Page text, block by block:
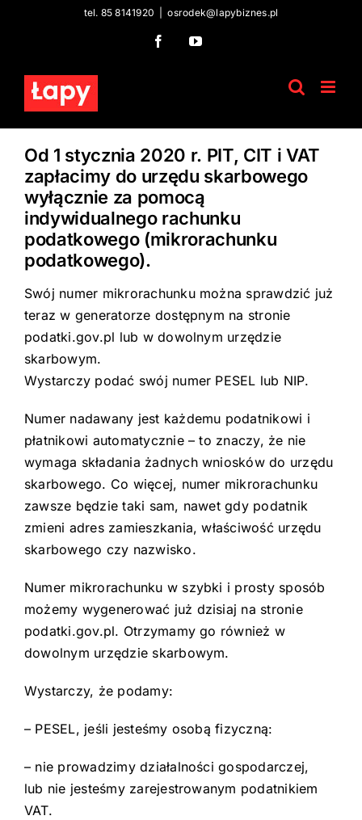
tel. 85 8141920 osrodek@lapybiznes.pl
FacebookYouTube
Od 1 stycznia 2020 r. PIT, CIT i VAT
zapłacimy do urzędu skarbowego
wyłącznie za pomocą
indywidualnego rachunku
podatkowego (mikrorachunku
podatkowego).
Swój numer mikrorachunku można sprawdzić już
teraz w generatorze dostępnym na stronie
podatki.gov.pl lub w dowolnym urzędzie
skarbowym.
Wystarczy podać swój numer PESEL lub NIP.
Numer nadawany jest każdemu podatnikowi i
płatnikowi automatycznie – to znaczy, że nie
wymaga składania żadnych wniosków do urzędu
skarbowego. Co więcej, numer mikrorachunku
zawsze będzie taki sam, nawet gdy podatnik
zmieni adres zamieszkania, właściwość urzędu
skarbowego czy nazwisko.
Numer mikrorachunku w szybki i prosty sposób
możemy wygenerować już dzisiaj na stronie
podatki.gov.pl. Otrzymamy go również w
dowolnym urzędzie skarbowym.
Wystarczy, że podamy:
– PESEL, jeśli jesteśmy osobą fizyczną:
– nie prowadzimy działalności gospodarczej,
lub nie jesteśmy zarejestrowanym podatnikiem
VAT.